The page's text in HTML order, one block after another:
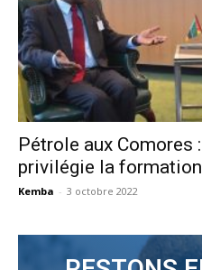
Pétrole aux Comores
privilégie la
Kemba - 3 octobre 2022